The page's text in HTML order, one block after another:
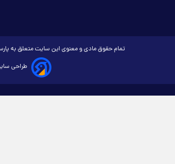
تمام حقوق مادی و معنوی این سایت متعلق به
طراحی